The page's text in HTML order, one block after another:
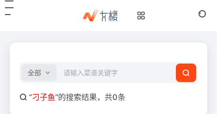
全部
“刁子鱼”的搜索结果，共0条